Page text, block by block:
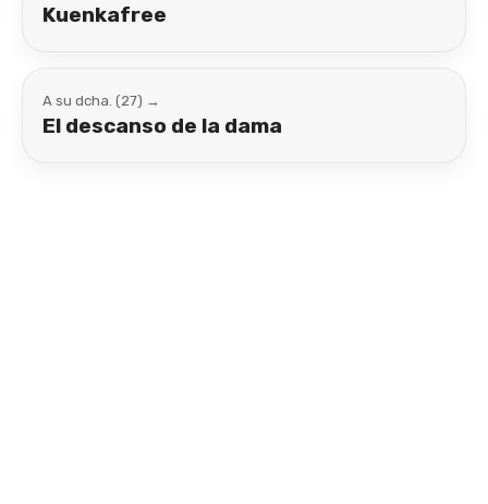
Kuenkafree
A su dcha. (27) →
El descanso de la dama